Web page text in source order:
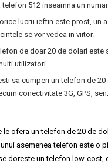
512 inseamna un
lucru ieftin este prost, un
se vor vedea in viitor.
de doar 20 de dolari
utilizatori.
sa cumperi un telefon de
conectivitate 3G, GPS,
ofera un telefon de 20 de
asemenea telefon este o
doreste un telefon low-